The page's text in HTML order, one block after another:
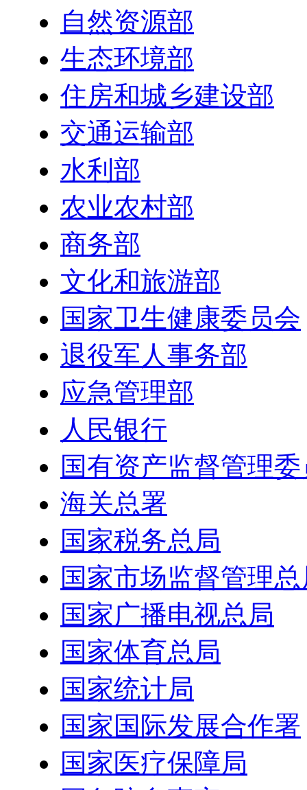
自然资源部
生态环境部
住房和城乡建设部
交通运输部
水利部
农业农村部
商务部
文化和旅游部
国家卫生健康委员会
退役军人事务部
应急管理部
人民银行
国有资产监督管理
海关总署
国家税务总局
国家市场监督管理
国家广播电视总局
国家体育总局
国家统计局
国家国际发展合作署
国家医疗保障局